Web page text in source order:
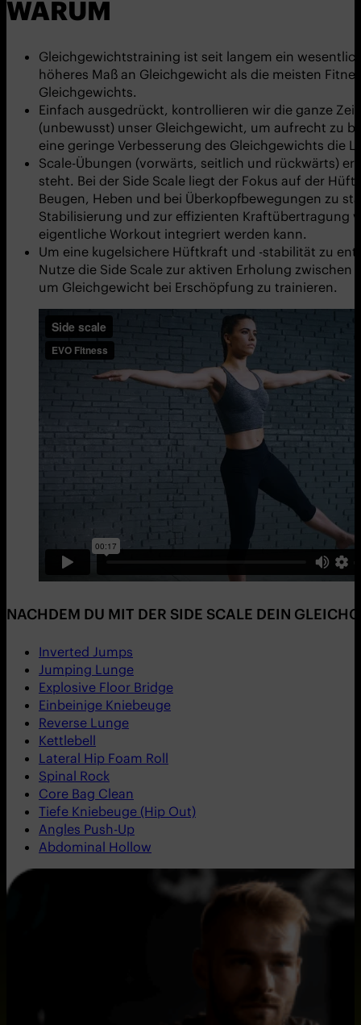
WARUM
Gleichgewichtstraining ist seit langem ein
höheres Maß an Gleichgewicht als die meisten
Gleichgewichts.
Einfach ausgedrückt, kontrollieren wir die ganze
(unbewusst) unser Gleichgewicht, um aufrecht zu
eine geringe Verbesserung des Gleichgewichts die
Scale-Übungen (vorwärts, seitlich und rückwärts)
steht. Bei der Side Scale liegt der Fokus auf der
Beugen, Heben und bei Überkopfbewegungen zu
Stabilisierung und zur effizienten Kraftübertragung
eigentliche Workout integriert werden kann.
Um eine kugelsichere Hüftkraft und -stabilität zu
Nutze die Side Scale zur aktiven Erholung
um Gleichgewicht bei Erschöpfung zu trainieren.
NACHDEM DU MIT DER SIDE SCALE DEIN
Inverted Jumps
Jumping Lunge
Explosive Floor Bridge
Einbeinige Kniebeuge
Reverse Lunge
Kettlebell
Lateral Hip Foam Roll
Spinal Rock
Core Bag Clean
Tiefe Kniebeuge (Hip Out)
Angles Push-Up
Abdominal Hollow